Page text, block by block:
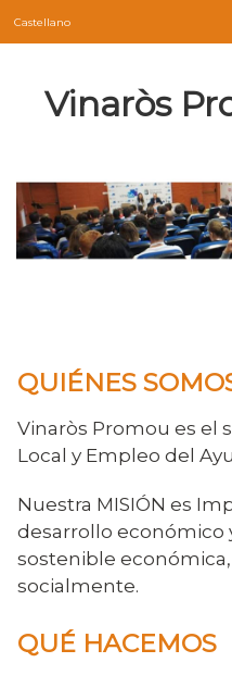
Castellano
Vinaròs
QUIÉNES
Vinaròs Promou es el
Local y Empleo del
Nuestra MISIÓN es
desarrollo económico
sostenible
socialmente.
QUÉ HACEMOS